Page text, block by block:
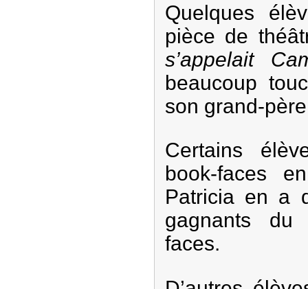
Quelques
pièce de
s’appelait
beaucoup
son grand-
Certains
book-faces
Patricia en a
gagnants du
faces.